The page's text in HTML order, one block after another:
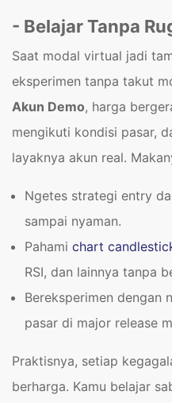
- Belajar Tanpa
Saat modal virtual jadi
eksperimen tanpa takut
Akun Demo, harga
mengikuti kondisi pasar,
layaknya akun real.
Ngetes strategi entry
sampai nyaman.
Pahami chart
RSI, dan lainnya tanpa
Bereksperimen dengan
pasar di major release
Praktisnya, setiap
berharga. Kamu belajar